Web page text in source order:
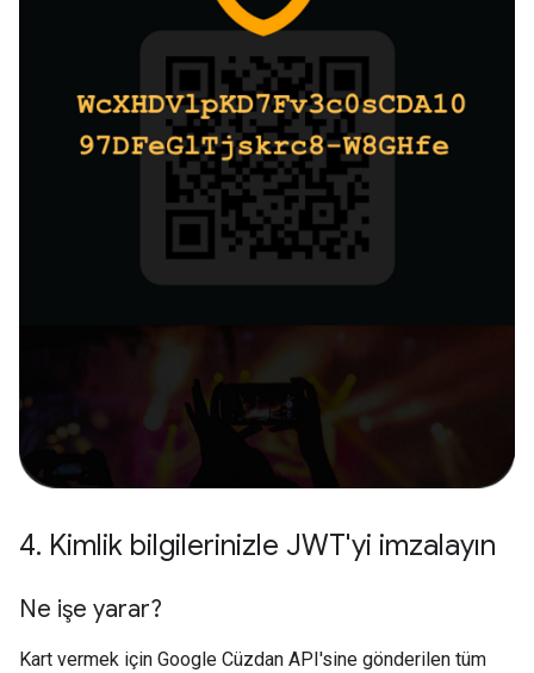
4. Kimlik bilgilerinizle JWT'yi imzalayın
Ne işe yarar?
Kart vermek için Google Cüzdan API'sine gönderilen tüm